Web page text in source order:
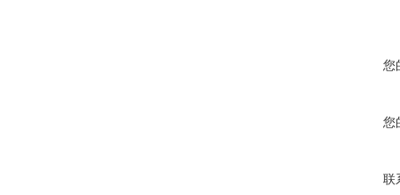
您
您
联